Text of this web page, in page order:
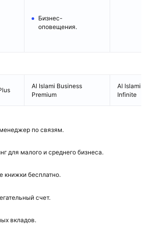
Бизнес-
оповещения.
Al Islami Business
Premium
Al Islami
Infinite
по связям.
для малого и среднего бизнеса.
книжки бесплатно.
счет.
вкладов.